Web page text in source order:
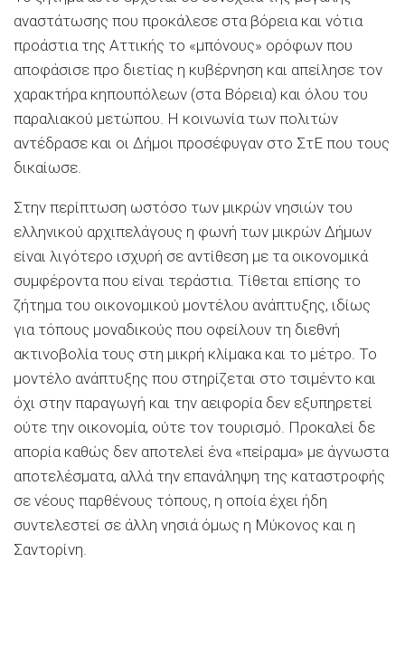
αναστάτωσης που προκάλεσε στα βόρεια και νότια
προάστια της Αττικής το «μπόνους» ορόφων που
αποφάσισε προ διετίας η κυβέρνηση και απείλησε τον
χαρακτήρα κηπουπόλεων (στα Βόρεια) και όλου του
παραλιακού μετώπου. Η κοινωνία των πολιτών
αντέδρασε και οι Δήμοι προσέφυγαν στο ΣτΕ που τους
δικαίωσε.
Στην περίπτωση ωστόσο των μικρών νησιών του
ελληνικού αρχιπελάγους η φωνή των μικρών Δήμων
είναι λιγότερο ισχυρή σε αντίθεση με τα οικονομικά
συμφέροντα που είναι τεράστια. Τίθεται επίσης το
ζήτημα του οικονομικού μοντέλου ανάπτυξης, ιδίως
για τόπους μοναδικούς που οφείλουν τη διεθνή
ακτινοβολία τους στη μικρή κλίμακα και το μέτρο. Το
μοντέλο ανάπτυξης που στηρίζεται στο τσιμέντο και
όχι στην παραγωγή και την αειφορία δεν εξυπηρετεί
ούτε την οικονομία, ούτε τον τουρισμό. Προκαλεί δε
απορία καθώς δεν αποτελεί ένα «πείραμα» με άγνωστα
αποτελέσματα, αλλά την επανάληψη της καταστροφής
σε νέους παρθένους τόπους, η οποία έχει ήδη
συντελεστεί σε άλλη νησιά όμως η Μύκονος και η
Σαντορίνη.